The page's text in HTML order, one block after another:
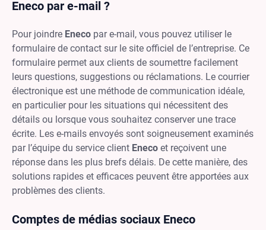
Eneco par e-mail ?
Pour joindre Eneco par e-mail, vous pouvez utiliser le
formulaire de contact sur le site officiel de l’entreprise. Ce
formulaire permet aux clients de soumettre facilement
leurs questions, suggestions ou réclamations. Le courrier
électronique est une méthode de communication idéale,
en particulier pour les situations qui nécessitent des
détails ou lorsque vous souhaitez conserver une trace
écrite. Les e-mails envoyés sont soigneusement examinés
par l’équipe du service client Eneco et reçoivent une
réponse dans les plus brefs délais. De cette manière, des
solutions rapides et efficaces peuvent être apportées aux
problèmes des clients.
Comptes de médias sociaux Eneco